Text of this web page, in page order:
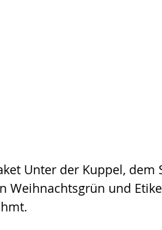
Unter der Kuppel, dem
Weihnachtsgrün und